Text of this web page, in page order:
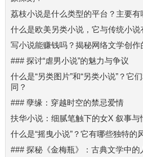
荔枝小说是什么类型的平台？主要有
什么是欧美另类小说，它与传统小说
写小说能赚钱吗？揭秘网络文学创作
### 探讨“虐男小说”的魅力与争议
什么是“另类图片”和“另类小说”？它
同？
### 孽缘：穿越时空的禁忌爱情
扶华小说：细腻笔触下的女X 叙事与
什么是“摇曳小说”？它有哪些独特的
### 探秘《金梅瓶》：古典文学中的